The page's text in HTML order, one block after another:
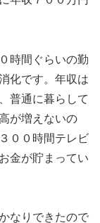
時間ぐらいの勤
化です。年収は
普通に暮らして
が増えないの
００時間テレビ
金が貯まってい
なりできたので